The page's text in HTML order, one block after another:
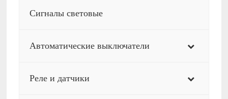
Сигналы световые
Автоматические выключатели
Реле и датчики